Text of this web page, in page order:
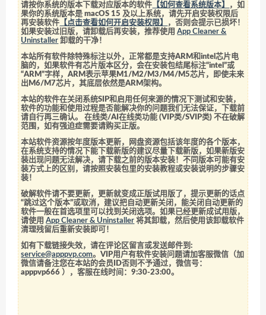
请按你系统的版本下载对应版本的软件 【如何查看系统版本】
，如
果你的系统版本是 macOS 15 及以上系统，请先开启安装权限后
再安装软件 【点击查看如何开启安装权限】
，否则会提示已损坏！
如果安装过旧版，请卸载后再安装，推荐使用App Cleaner &
Uninstaller 卸载的干净！
本站所有软件除特殊标注以外，正常都是支持ARM和intel芯片电
脑的，如果软件有芯片版本区分，会在安装包结尾标注“intel”或
“ARM”字样，ARM表示苹果M1/M2/M3/M4/M5芯片，即使未来
出M6/M7芯片，其底层依然是ARM架构。
本站的软件在关闭系统SIP和启用任何来源的情况下测试和安装，
软件的功能和使用过程是否能解决你的问题我们无法保证，下载前
请自行再三确认。 在线类/AI在线类功能 (VIP类/SVIP类) 不在破解
范围，如有强迫症需要请购买正版。
本站软件资源按年度版本更新，网盘资源包括该年度的各个版本，
在系统支持的情况下能下载新版的建议尽量下载新版，如果新版安
装出现问题无法解决，请下载之前的版本安装！不同版本可能有安
装方式上的区别，请按照安装包里的安装教程或安装说明的步骤安
装！
破解软件请不要更新，更新就变成正版试用版了，提示更新的话点
“跳过这个版本”或取消，建议把自动更新关闭，能关闭自动更新的
软件一般在首选项里可以找到关闭选项。如果已经更新成试用版，
请使用App Cleaner & Uninstaller 将其卸载，然后使用该卸载软件
清理残留后重新安装即可！
如有下载链接失效，请在评论区留言或发送邮件到:
service@apppvp.com。VIP用户有软件安装问题请加客服微信（加
微信请备注您在本站的会员ID否则不予通过，微信号：
apppvp666 ），客服在线时间：9:30-23:00。